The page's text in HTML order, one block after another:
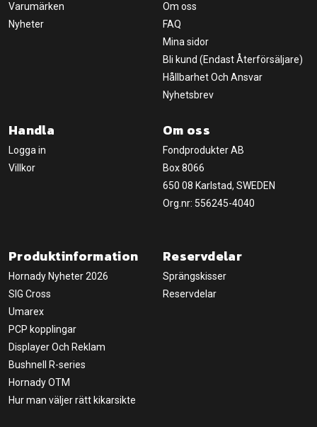
Varumärken
Nyheter
Om oss
FAQ
Mina sidor
Bli kund (Endast Återförsäljare)
Hållbarhet Och Ansvar
Nyhetsbrev
Handla
Logga in
Villkor
Om oss
Fondprodukter AB
Box 8066
650 08 Karlstad, SWEDEN
Org.nr: 556245-4040
Produktinformation
Hornady Nyheter 2026
SIG Cross
Umarex
PCP kopplingar
Displayer Och Reklam
Bushnell R-series
Hornady OTM
Hur man väljer rätt kikarsikte
Reservdelar
Sprängskisser
Reservdelar